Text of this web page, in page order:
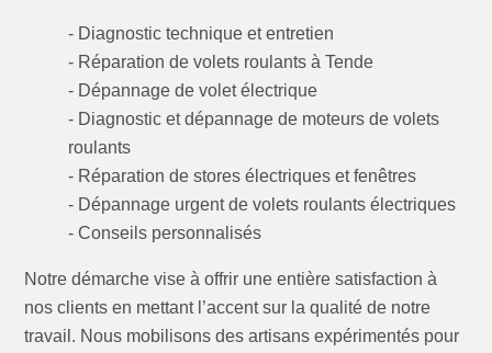
- Diagnostic technique et entretien
- Réparation de volets roulants à Tende
- Dépannage de volet électrique
- Diagnostic et dépannage de moteurs de volets
roulants
- Réparation de stores électriques et fenêtres
- Dépannage urgent de volets roulants électriques
- Conseils personnalisés
Notre démarche vise à offrir une entière satisfaction à
nos clients en mettant l’accent sur la qualité de notre
travail. Nous mobilisons des artisans expérimentés pour